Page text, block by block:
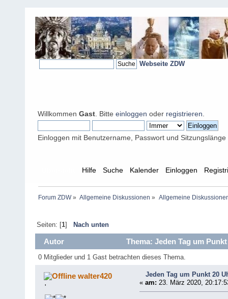
Webseite ZDW
Willkommen Gast . Bitte einloggen oder registrieren
Einloggen mit Benutzername, Passwort und Sitzungslänge
Hilfe Suche Kalender Einloggen
Forum ZDW» Allgemeine Diskussionen » Allgemeine
Seiten: [1] Nach unten
Autor Thema: Jeden Tag um
0 Mitglieder und 1 Gast betrachten dieses Thema.
walter420
'
Jeden Tag um Punkt 20
« am: 23. März 2020,